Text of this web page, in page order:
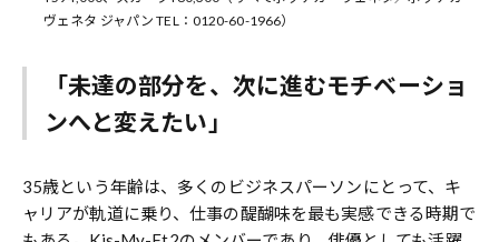
ヴェネタ ジャパン TEL：0120-60-1966）
「未達の部分を、次に進むモチベーショ
ンへと変えたい」
35歳という年齢は、多くのビジネスパーソンにとって、キ
ャリアが軌道に乗り、仕事の醍醐味を最も実感できる時期で